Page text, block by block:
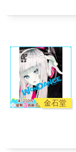
金石堂